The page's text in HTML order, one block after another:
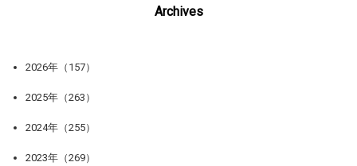
Archives
2026年（157）
2025年（263）
2024年（255）
2023年（269）